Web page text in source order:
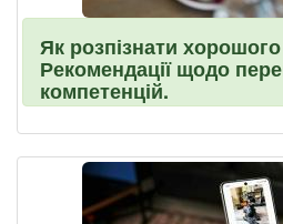
Як розпізнати
Рекомендації щодо
компетенцій.